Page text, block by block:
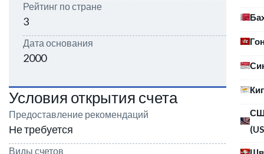
Рейтинг по стране
3
Дата основания
2000
Условия открытия счета
Предоставление рекомендаций
Не требуется
Виды счетов